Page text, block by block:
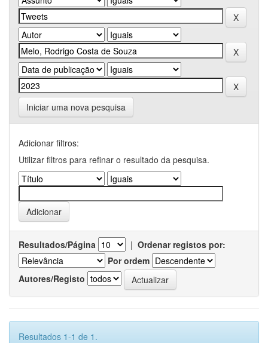
Iniciar uma nova pesquisa
Adicionar filtros:
Utilizar filtros para refinar o resultado da pesquisa.
Resultados/Página | Ordenar registos por:
Por ordem
Autores/Registo
Resultados 1-1 de 1.